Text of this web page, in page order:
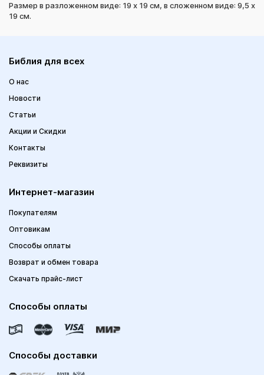
Размер в разложенном виде: 19 х 19 см, в сложенном виде: 9,5 х
19 см.
Библия для всех
О нас
Новости
Статьи
Акции и Скидки
Контакты
Реквизиты
Интернет-магазин
Покупателям
Оптовикам
Способы оплаты
Возврат и обмен товара
Скачать прайс-лист
Способы оплаты
Способы доставки